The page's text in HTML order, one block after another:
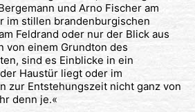
und Arno Fischer am
im stillen brandenburgischen
Feldrand oder nur der Blick aus
von einem Grundton des
sind es Einblicke in ein
Haustür liegt oder im
zur Entstehungszeit nicht ganz von
denn je.«